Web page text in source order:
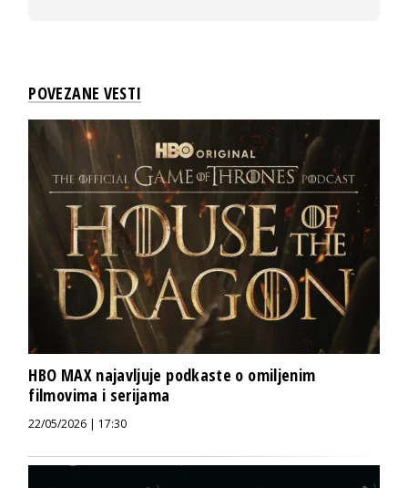
POVEZANE VESTI
HBO MAX najavljuje podkaste o omiljenim
filmovima i serijama
22/05/2026 | 17:30